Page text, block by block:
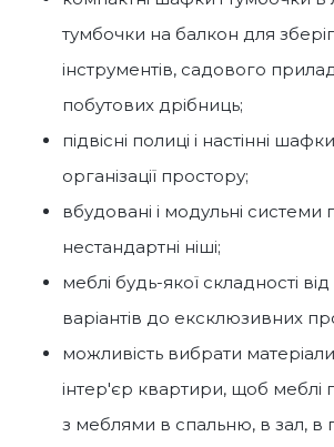
тумбочки на балкон для
інструментів, садового
побутових дрібниць;
підвісні полиці і настінні
організації простору;
вбудовані і модульні системи
нестандартні ніші;
меблі будь-якої складності
варіантів до ексклюзивних
можливість вибрати матеріали
інтер'єр квартири, щоб меблі
з меблями в спальню, в зал, в